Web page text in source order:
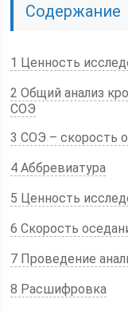
Содержание
1 Ценность
2 Общий анализ
СОЭ
3 CОЭ – скорость
4 Аббревиатура
5 Ценность
6 Скорость
7 Проведение
8 Расшифровка